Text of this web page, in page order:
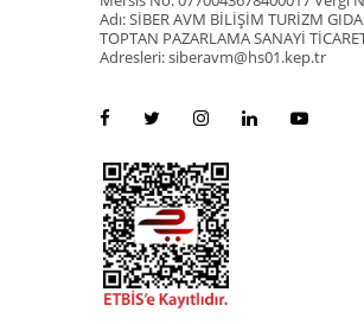
Adı: SİBER AVM BİLİŞİM TURİZM
TOPTAN PAZARLAMA SANAYİ
Adresleri: siberavm@hs01.kep.tr